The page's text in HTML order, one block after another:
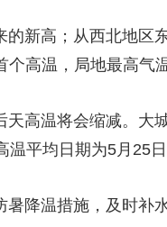
阅读 艺术 汽车
新高；从西北地区
高温，局地最高气
高温将会缩减。大
平均日期为5月25日
温措施，及时补水